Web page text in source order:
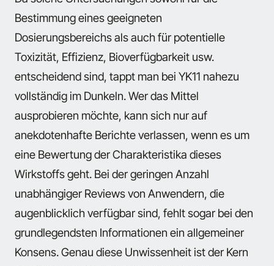
Bestimmung eines geeigneten
Dosierungsbereichs als auch für potentielle
Toxizität, Effizienz, Bioverfügbarkeit usw.
entscheidend sind, tappt man bei YK11 nahezu
vollständig im Dunkeln. Wer das Mittel
ausprobieren möchte, kann sich nur auf
anekdotenhafte Berichte verlassen, wenn es um
eine Bewertung der Charakteristika dieses
Wirkstoffs geht. Bei der geringen Anzahl
unabhängiger Reviews von Anwendern, die
augenblicklich verfügbar sind, fehlt sogar bei den
grundlegendsten Informationen ein allgemeiner
Konsens. Genau diese Unwissenheit ist der Kern